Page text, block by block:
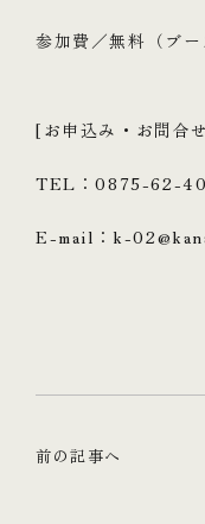
参加費／無料（ブー
[お申込み・お問合
TEL：0875-62-
E-mail：k-
前の記事へ